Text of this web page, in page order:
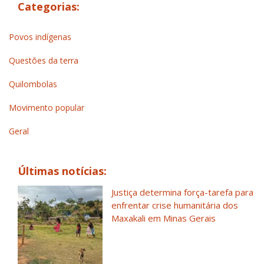
Categorias:
Povos indígenas
Questões da terra
Quilombolas
Movimento popular
Geral
Últimas notícias:
Justiça determina força-tarefa para
enfrentar crise humanitária dos
Maxakali em Minas Gerais